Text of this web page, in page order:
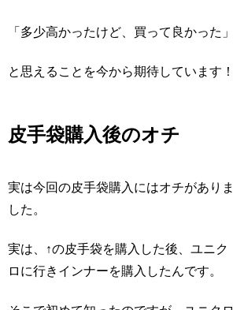
「多少高かったけど、買って良かった」
と思えることを今から期待しています！
皮手袋購入後のオチ
実は今回の皮手袋購入にはオチがありま
した。
実は、↑の皮手袋を購入した後、ユニク
ロに行きインナーを購入したんです。